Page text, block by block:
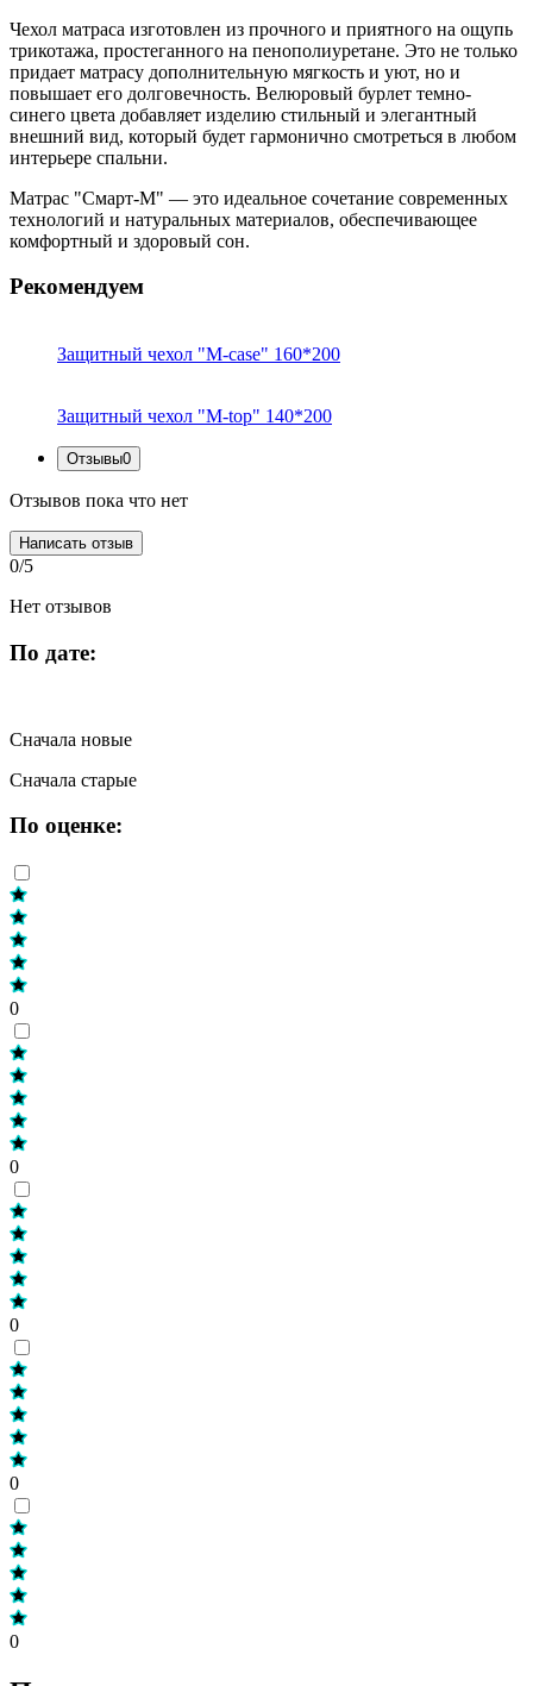
Чехол матраса изготовлен из прочного и приятного на ощупь
трикотажа, простеганного на пенополиуретане. Это не только
придает матрасу дополнительную мягкость и уют, но и
повышает его долговечность. Велюровый бурлет темно-
синего цвета добавляет изделию стильный и элегантный
внешний вид, который будет гармонично смотреться в любом
интерьере спальни.
Матрас "Смарт-M" — это идеальное сочетание современных
технологий и натуральных материалов, обеспечивающее
комфортный и здоровый сон.
Рекомендуем
Защитный чехол "M-case" 160*200
Защитный чехол "M-top" 140*200
Отзывы0
Отзывов пока что нет
Написать отзыв
0/5
Нет отзывов
По дате:
Сначала новые
Сначала старые
По оценке:
0
0
0
0
0